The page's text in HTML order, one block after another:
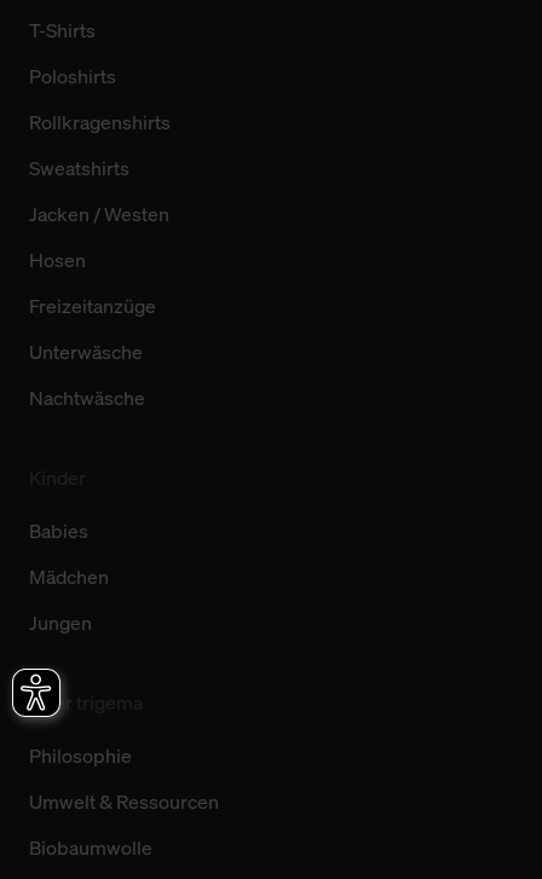
T-Shirts
Poloshirts
Rollkragenshirts
Sweatshirts
Jacken / Westen
Hosen
Freizeitanzüge
Unterwäsche
Nachtwäsche
Babies
Mädchen
Jungen
Über trigema
Philosophie
Umwelt & Ressourcen
Biobaumwolle